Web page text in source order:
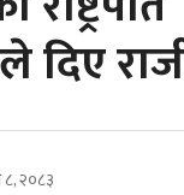
दिए
८, २०८३